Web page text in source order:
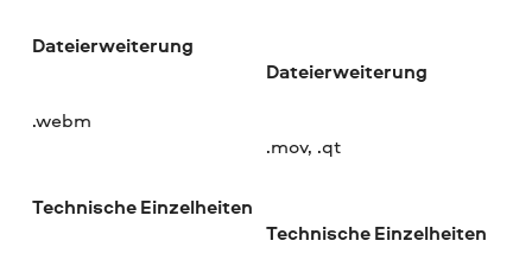
Dateierweiterung
.webm
Technische Einzelheiten
Dateierweiterung
.mov, .qt
Technische Einzelheiten